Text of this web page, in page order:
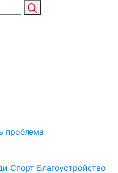
проблема
Спорт Благоустройство